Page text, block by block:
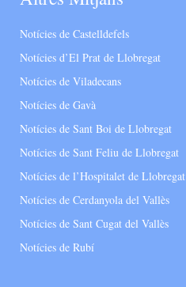
Notícies de Castelldefels
Notícies d’El Prat de Llobregat
Notícies de Viladecans
Notícies de Gavà
Notícies de Sant Boi de Llobregat
Notícies de Sant Feliu de Llobregat
Notícies de l’Hospitalet de Llobregat
Notícies de Cerdanyola del Vallès
Notícies de Sant Cugat del Vallès
Notícies de Rubí